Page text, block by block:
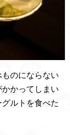
のにならない
かってしまい
ルトを食べた